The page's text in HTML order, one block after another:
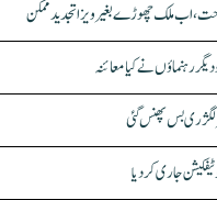
رہنماؤں نے کیا معائنہ
لگژری بس پھنس گئی